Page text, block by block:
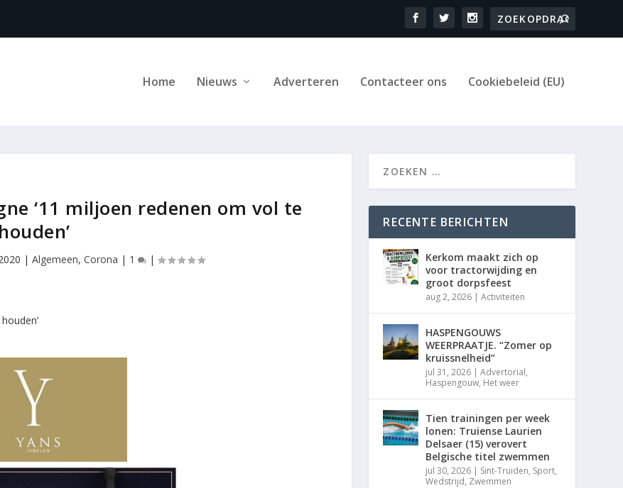
Home Nieuws Adverteren Contacteer ons Cookiebeleid (EU)
‘11 miljoen redenen om vol te
houden’
| Algemeen, Corona | 1 |
RECENTE BERICHTEN
Kerkom maakt zich op
voor tractorwijding en
groot dorpsfeest
aug 2, 2026 |Activiteiten
HASPENGOUWS
WEERPRAATJE. “Zomer op
kruissnelheid”
jul 31, 2026 |Advertorial,
Haspengouw, Het weer
Tien trainingen per week
lonen: Truiense Laurien
Delsaer (15) verovert
Belgische titel zwemmen
jul 30, 2026 | Sint-Truiden, Sport,
Wedstrijd, Zwemmen